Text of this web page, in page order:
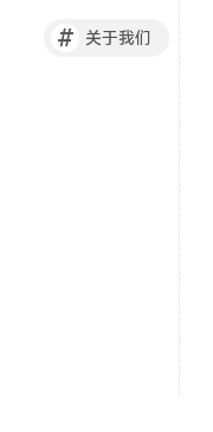
# 关于我们